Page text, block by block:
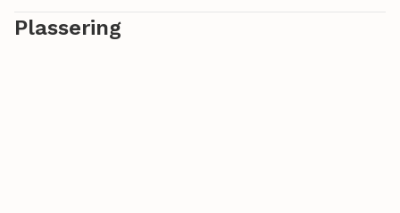
Se frem til en herlig tid i dette feriehuset med tilgang til
bassenget.
Plassering